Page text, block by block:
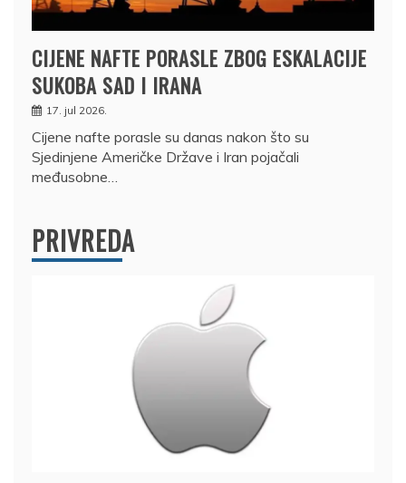
CIJENE NAFTE PORASLE ZBOG ESKALACIJE
SUKOBA SAD I IRANA
17. jul 2026.
Cijene nafte porasle su danas nakon što su
Sjedinjene Američke Države i Iran pojačali
međusobne…
PRIVREDA